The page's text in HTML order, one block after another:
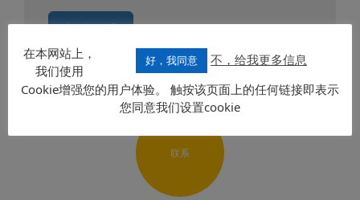
发送要求
联系
好，我同意 不，给我更多信息
在本网站上，
我们使用
Cookie增强您的用户体验。 触按该页面上的任何链接即表示
您同意我们设置cookie